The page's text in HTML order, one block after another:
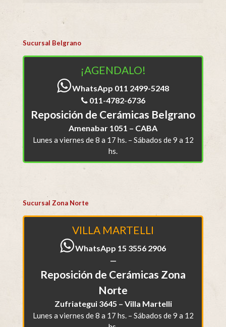
Sucursal Belgrano
¡AGENDALO!
WhatsApp 011 2499-5248
011-4782-6736
Reposición de Cerámicas Belgrano
Amenabar 1051 – CABA
Lunes a viernes de 8 a 17 hs. – Sábados de 9 a 12
hs.
Sucursal Zona Norte
VILLA MARTELLI
WhatsApp 15 3556 2906
—
Reposición de Cerámicas Zona
Norte
Zufriategui 3645 – Villa Martelli
Lunes a viernes de 8 a 17 hs. – Sábados de 9 a 12